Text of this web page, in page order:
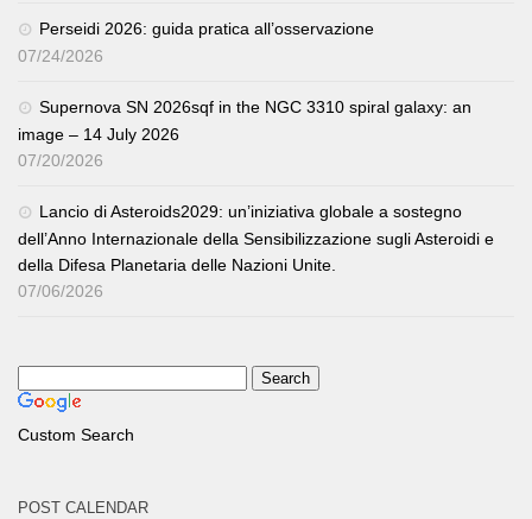
Perseidi 2026: guida pratica all’osservazione
07/24/2026
Supernova SN 2026sqf in the NGC 3310 spiral galaxy: an
image – 14 July 2026
07/20/2026
Lancio di Asteroids2029: un’iniziativa globale a sostegno
dell’Anno Internazionale della Sensibilizzazione sugli Asteroidi e
della Difesa Planetaria delle Nazioni Unite.
07/06/2026
Custom Search
POST CALENDAR